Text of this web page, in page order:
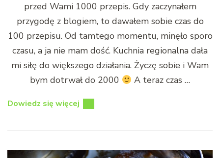
przed Wami 1000 przepis. Gdy zaczynałem
przygodę z blogiem, to dawałem sobie czas do
100 przepisu. Od tamtego momentu, minęło sporo
czasu, a ja nie mam dość. Kuchnia regionalna dała
mi siłę do większego działania. Życzę sobie i Wam
bym dotrwał do 2000
A teraz czas …
Dowiedz się więcej